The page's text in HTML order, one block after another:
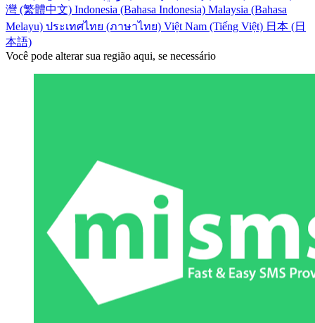
灣 (繁體中文) Indonesia (Bahasa Indonesia) Malaysia (Bahasa
Melayu) ประเทศไทย (ภาษาไทย) Việt Nam (Tiếng Việt) 日本 (日
本語)
Você pode alterar sua região aqui, se necessário